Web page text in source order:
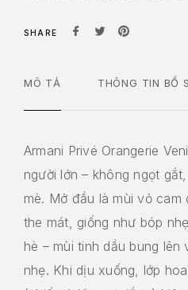
SHARE
MÔ TẢ THÔNG TIN BỔ
Armani Privé Orangerie
người lớn – không ngọt
mè. Mở đầu là mùi vỏ
the mát, giống như bóp
hè – mùi tinh dầu bung
nhẹ. Khi dịu xuống, lớp